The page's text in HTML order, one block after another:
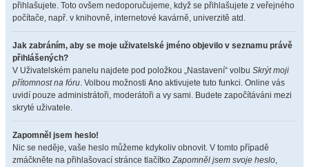
přihlašujete. Toto ovšem nedoporučujeme, když se přihlašujete z veřejného
počítače, např. v knihovně, internetové kavárně, univerzitě atd.
Jak zabráním, aby se moje uživatelské jméno objevilo v seznamu právě
přihlášených?
V Uživatelském panelu najdete pod položkou „Nastavení“ volbu Skrýt moji
přítomnost na fóru. Volbou možnosti Ano aktivujete tuto funkci. Online vás
uvidí pouze administrátoři, moderátoři a vy sami. Budete započítáváni mezi
skryté uživatele.
Zapomněl jsem heslo!
Nic se neděje, vaše heslo můžeme kdykoliv obnovit. V tomto případě
zmáčkněte na přihlašovací stránce tlačítkoZapomněl jsem svoje heslo,